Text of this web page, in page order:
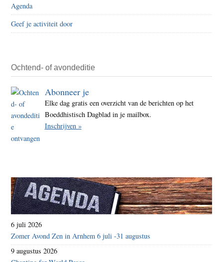
2023
Agenda
Geef je activiteit door
Ochtend- of avondeditie
Abonneer je
Elke dag gratis een overzicht van de berichten op het
Boeddhistisch Dagblad in je mailbox.
Inschrijven »
6 juli 2026
Zomer Avond Zen in Arnhem 6 juli -31 augustus
9 augustus 2026